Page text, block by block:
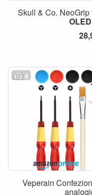
Skull & Co. NeoGrip
OLED
9
Veperain